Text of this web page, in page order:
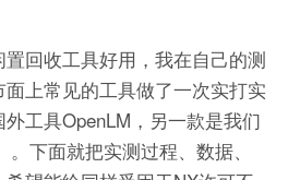
回收工具好用，我在自己的测
上常见的工具做了一次实打实
工具OpenLM，另一款是我们
下面就把实测过程、数据、